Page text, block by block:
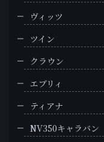
ヴィッツ
ツイン
クラウン
エブリィ
ティアナ
NV350キャラバン